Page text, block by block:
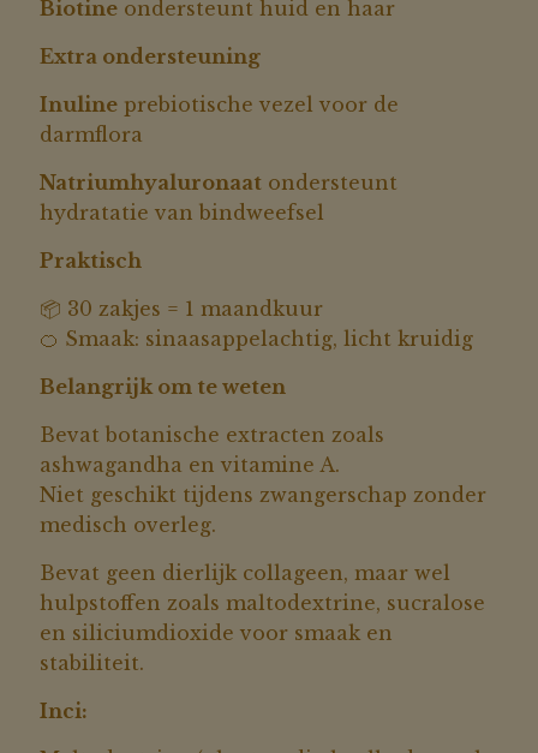
Biotine ondersteunt huid en haar
Extra ondersteuning
Inuline prebiotische vezel voor de
darmflora
Natriumhyaluronaat ondersteunt
hydratatie van bindweefsel
Praktisch
📦 30 zakjes = 1 maandkuur
🍊 Smaak: sinaasappelachtig, licht kruidig
Belangrijk om te weten
Bevat botanische extracten zoals
ashwagandha en vitamine A.
Niet geschikt tijdens zwangerschap zonder
medisch overleg.
Bevat geen dierlijk collageen, maar wel
hulpstoffen zoals maltodextrine, sucralose
en siliciumdioxide voor smaak en
stabiliteit.
Inci: